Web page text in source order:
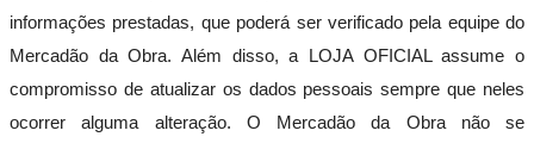
informações prestadas, que poderá ser verificado pela equipe do
Mercadão da Obra. Além disso, a LOJA OFICIAL assume o
compromisso de atualizar os dados pessoais sempre que neles
ocorrer alguma alteração. O Mercadão da Obra não se